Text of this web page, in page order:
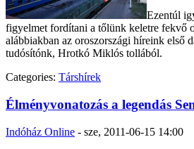
Ezentúl
figyelmet fordítani a tőlünk keletre fekvő
alábbiakban az oroszországi híreink első
tudósítónk, Hrotkó Miklós tollából.
Categories: Társhírek
Élményvonatozás a legendás
Indóház Online - sze, 2011-06-15 14:00